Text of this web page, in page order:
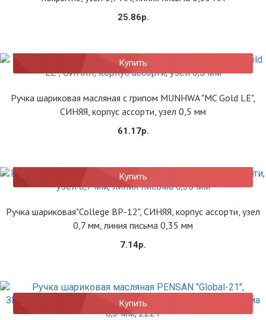
25.86р.
Купить
Ручка шариковая масляная с грипом MUNHWA "MC Gold LE",
СИНЯЯ, корпус ассорти, узел 0,5 мм
61.17р.
Купить
Ручка шариковая"College BP-12", СИНЯЯ, корпус ассорти, узел
0,7 мм, линия письма 0,35 мм
7.14р.
Купить